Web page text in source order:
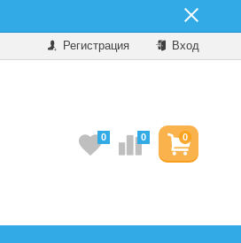
Регистрация Вход
0
0 0